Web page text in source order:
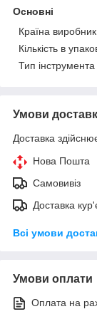
Основні
Країна виробник
Кількість в
Тип інструмента
Умови
Доставка
Нова Пошта
Самовивіз
Доставка
Всі умови
Умови оплати
Оплата на